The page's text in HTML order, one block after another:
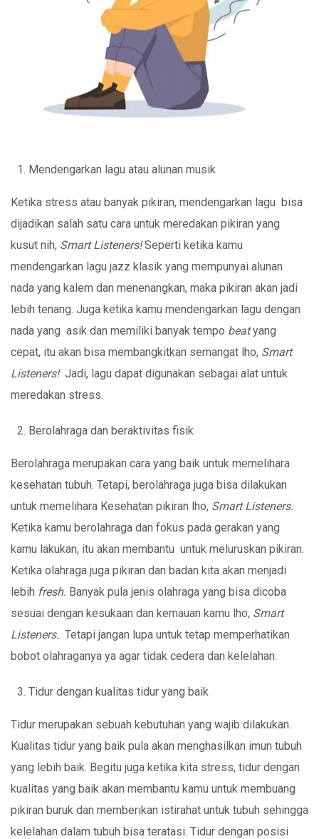
Mendengarkan lagu atau alunan musik
Ketika stress atau banyak pikiran, mendengarkan lagu bisa
dijadikan salah satu cara untuk meredakan pikiran yang
kusut nih, Smart Listeners!Seperti ketika kamu
mendengarkan lagu jazz klasik yang mempunyai alunan
nada yang kalem dan menenangkan, maka pikiran akan jadi
lebih tenang. Juga ketika kamu mendengarkan lagu dengan
nada yang asik dan memiliki banyak tempo beatyang
cepat, itu akan bisa membangkitkan semangat lho, Smart
Listeners! Jadi, lagu dapat digunakan sebagai alat untuk
meredakan stress.
Berolahraga dan beraktivitas fisik
Berolahraga merupakan cara yang baik untuk memelihara
kesehatan tubuh. Tetapi, berolahraga juga bisa dilakukan
untuk memelihara Kesehatan pikiran lho, Smart Listeners.
Ketika kamu berolahraga dan fokus pada gerakan yang
kamu lakukan, itu akan membantu untuk meluruskan pikiran.
Ketika olahraga juga pikiran dan badan kita akan menjadi
lebih fresh. Banyak pula jenis olahraga yang bisa dicoba
sesuai dengan kesukaan dan kemauan kamu lho, Smart
Listeners. Tetapi jangan lupa untuk tetap memperhatikan
bobot olahraganya ya agar tidak cedera dan kelelahan.
Tidur dengan kualitas tidur yang baik
Tidur merupakan sebuah kebutuhan yang wajib dilakukan.
Kualitas tidur yang baik pula akan menghasilkan imun tubuh
yang lebih baik. Begitu juga ketika kita stress, tidur dengan
kualitas yang baik akan membantu kamu untuk membuang
pikiran buruk dan memberikan istirahat untuk tubuh sehingga
kelelahan dalam tubuh bisa teratasi. Tidur dengan posisi